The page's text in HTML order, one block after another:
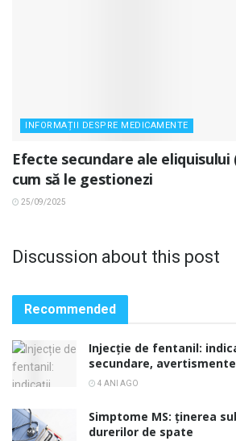
INFORMAȚII DESPRE MEDICAMENTE
Efecte secundare ale eliquisului
cum să le gestionezi
25/09/2025
Discussion about this post
Recommended
Injecție de fentanil:
secundare, avertismente
4 ANI AGO
Simptome MS: ținerea
durerilor de spate